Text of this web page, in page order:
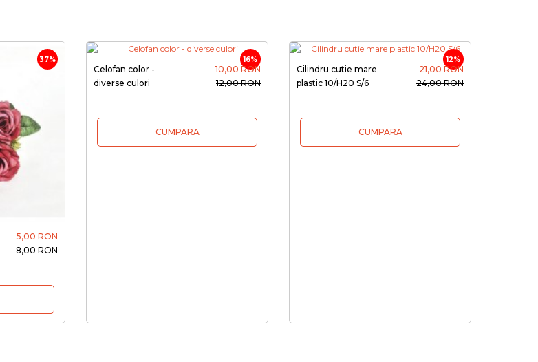
37%
5,00 RON
8,00 RON
16%
Celofan color -
diverse culori
10,00 RON
12,00 RON
CUMPARA
12%
Cilindru cutie mare
plastic 10/H20 S/6
21,00 RON
24,00 RON
CUMPARA